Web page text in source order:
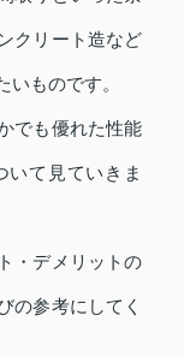
クリート造など
ものです。
でも優れた性能
いて見ていきま
・デメリットの
の参考にしてく